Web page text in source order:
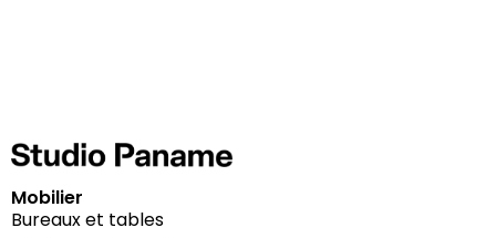
Mobilier
Bureaux et tables